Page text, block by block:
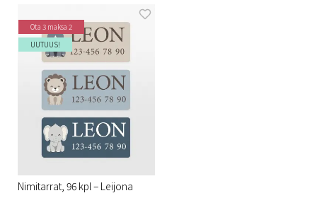
Ota 3 maksa 2
UUTUUS!
Nimitarrat, 96 kpl – Leijona